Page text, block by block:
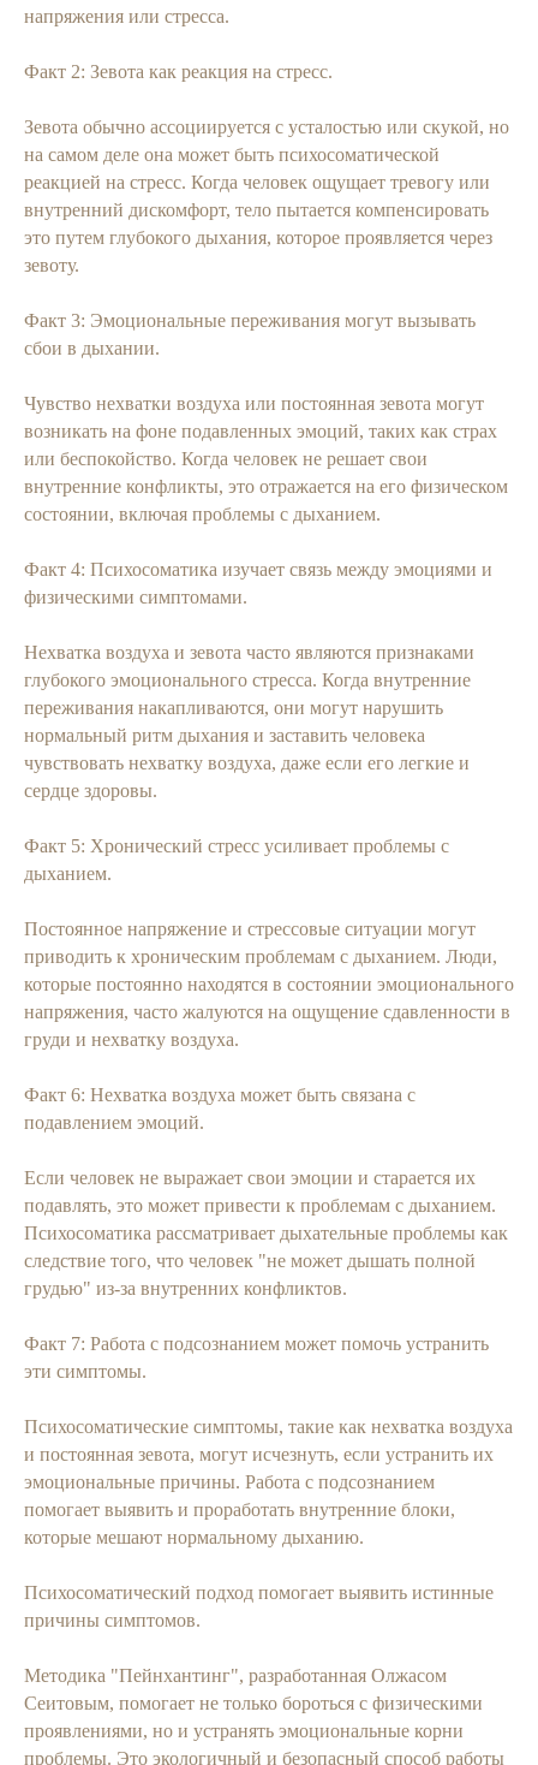
напряжения или стресса.
Факт 2: Зевота как реакция на стресс.
Зевота обычно ассоциируется с усталостью или скукой, но
на самом деле она может быть психосоматической
реакцией на стресс. Когда человек ощущает тревогу или
внутренний дискомфорт, тело пытается компенсировать
это путем глубокого дыхания, которое проявляется через
зевоту.
Факт 3: Эмоциональные переживания могут вызывать
сбои в дыхании.
Чувство нехватки воздуха или постоянная зевота могут
возникать на фоне подавленных эмоций, таких как страх
или беспокойство. Когда человек не решает свои
внутренние конфликты, это отражается на его физическом
состоянии, включая проблемы с дыханием.
Факт 4: Психосоматика изучает связь между эмоциями и
физическими симптомами.
Нехватка воздуха и зевота часто являются признаками
глубокого эмоционального стресса. Когда внутренние
переживания накапливаются, они могут нарушить
нормальный ритм дыхания и заставить человека
чувствовать нехватку воздуха, даже если его легкие и
сердце здоровы.
Факт 5: Хронический стресс усиливает проблемы с
дыханием.
Постоянное напряжение и стрессовые ситуации могут
приводить к хроническим проблемам с дыханием. Люди,
которые постоянно находятся в состоянии эмоционального
напряжения, часто жалуются на ощущение сдавленности в
груди и нехватку воздуха.
Факт 6: Нехватка воздуха может быть связана с
подавлением эмоций.
Если человек не выражает свои эмоции и старается их
подавлять, это может привести к проблемам с дыханием.
Психосоматика рассматривает дыхательные проблемы как
следствие того, что человек "не может дышать полной
грудью" из-за внутренних конфликтов.
Факт 7: Работа с подсознанием может помочь устранить
эти симптомы.
Психосоматические симптомы, такие как нехватка воздуха
и постоянная зевота, могут исчезнуть, если устранить их
эмоциональные причины. Работа с подсознанием
помогает выявить и проработать внутренние блоки,
которые мешают нормальному дыханию.
Психосоматический подход помогает выявить истинные
причины симптомов.
Методика "Пейнхантинг", разработанная Олжасом
Сеитовым, помогает не только бороться с физическими
проявлениями, но и устранять эмоциональные корни
проблемы. Это экологичный и безопасный способ работы